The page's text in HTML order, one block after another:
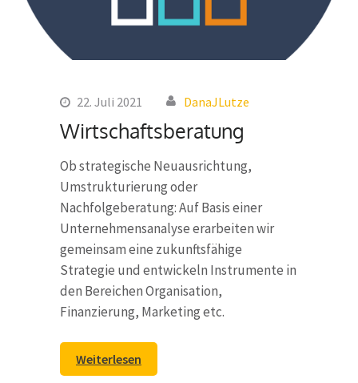
22. Juli 2021 DanaJLutze
Wirtschaftsberatung
Ob strategische Neuausrichtung,
Umstrukturierung oder
Nachfolgeberatung: Auf Basis einer
Unternehmensanalyse erarbeiten wir
gemeinsam eine zukunftsfähige
Strategie und entwickeln Instrumente in
den Bereichen Organisation,
Finanzierung, Marketing etc.
Weiterlesen